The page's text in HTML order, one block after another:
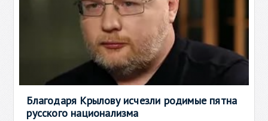
Благодаря Крылову исчезли родимые пятна
русского национализма